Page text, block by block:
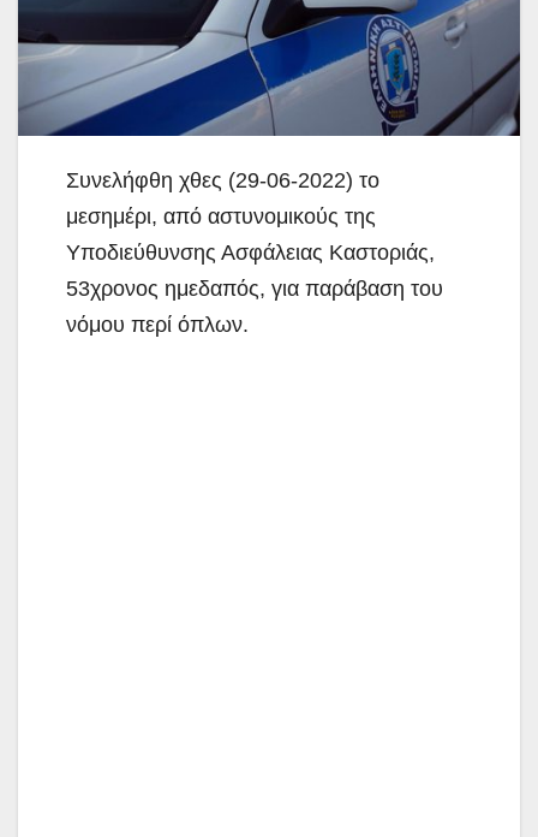
Συνελήφθη χθες (29-06-2022) το
μεσημέρι, από αστυνομικούς της
Υποδιεύθυνσης Ασφάλειας Καστοριάς,
53χρονος ημεδαπός, για παράβαση του
νόμου περί όπλων.